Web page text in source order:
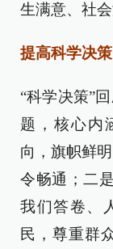
生满意、社
提高科学决
“科学决策”
题，核心内
向，旗帜鲜
令畅通；二
我们答卷、
民，尊重群